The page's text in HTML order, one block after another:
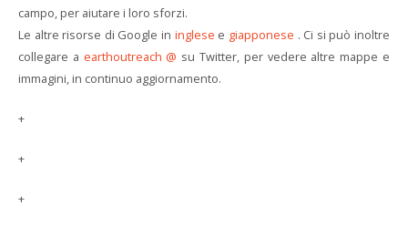
campo, per aiutare i loro sforzi.
Le altre risorse di Google in inglese e giapponese . Ci si può inoltre
collegare a earthoutreach @ su Twitter, per vedere altre mappe e
immagini, in continuo aggiornamento.
+
+
+